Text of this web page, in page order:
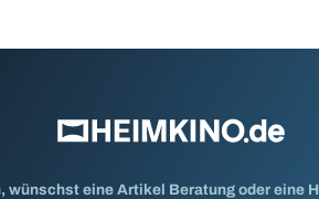
wünschst eine Artikel Beratung oder eine